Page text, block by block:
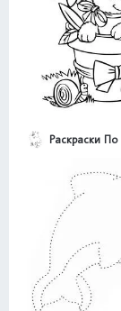
Раскраски